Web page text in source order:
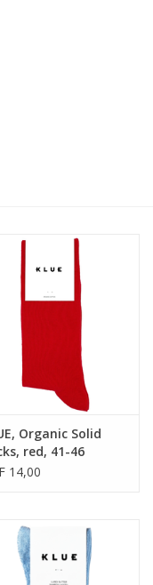
Organic Solid
red, 41-46
14,00